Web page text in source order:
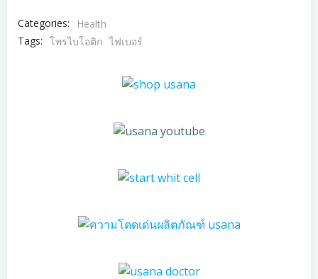
Categories:
Health
Tags: โพรไบโอติก ไฟเบอร์